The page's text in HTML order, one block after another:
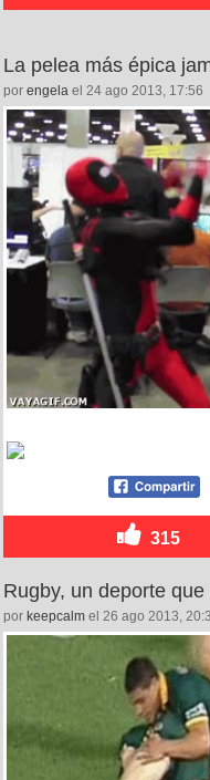
La pelea más épica
por engela el 24 ago 2013, 17:56
315
Rugby, un deporte
por keepcalm el 26 ago 2013,